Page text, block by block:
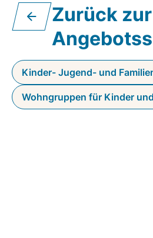
Zurück zur
Kinder- Jugend- und
Wohngruppen für Kinder